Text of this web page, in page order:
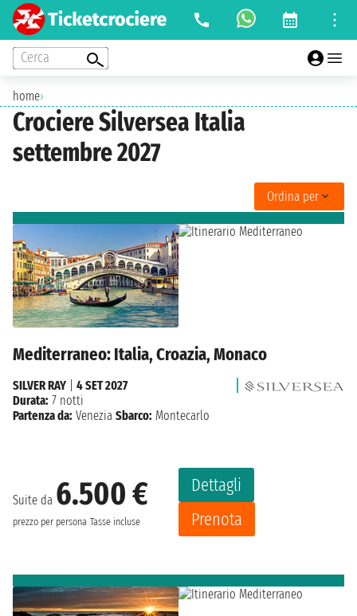
Cerca
home›
Crociere Silversea Italia
settembre 2027
Ordina per
Mediterraneo: Italia, Croazia, Monaco
Suite da 6.500 €
prezzo per persona Tasse incluse
Dettagli
Prenota
SILVER RAY
4 SET 2027
Durata: 7 notti
Partenza da: Venezia Sbarco: Montecarlo